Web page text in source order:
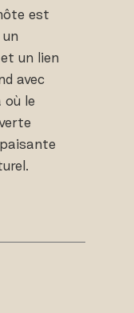
est
un lien
avec
où le